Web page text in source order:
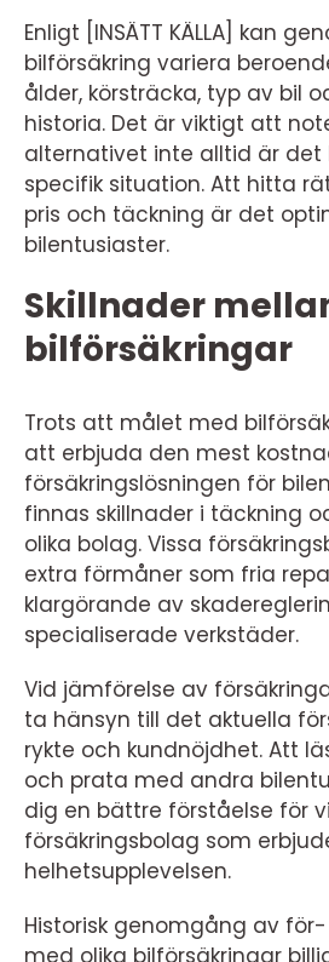
Enligt [INSÄTT KÄLLA] kan
bilförsäkring variera
ålder, körsträcka, typ av bil
historia. Det är viktigt att
alternativet inte alltid är det
specifik situation. Att hitta
pris och täckning är det
bilentusiaster.
Skillnader
bilförsäkringar
Trots att målet med
att erbjuda den mest
försäkringslösningen för
finnas skillnader i täckning
olika bolag. Vissa
extra förmåner som fria
klargörande av
specialiserade verkstäder.
Vid jämförelse av
ta hänsyn till det aktuella
rykte och kundnöjdhet. Att
och prata med andra
dig en bättre förståelse för
försäkringsbolag som
helhetsupplevelsen.
Historisk genomgång av
med olika bilförsäkringar